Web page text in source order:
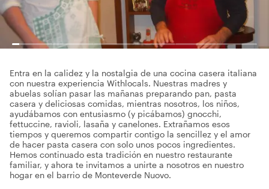
Entra en la calidez y la nostalgia de una cocina casera italiana
con nuestra experiencia Withlocals. Nuestras madres y
abuelas solían pasar las mañanas preparando pan, pasta
casera y deliciosas comidas, mientras nosotros, los niños,
ayudábamos con entusiasmo (y picábamos) gnocchi,
fettuccine, ravioli, lasaña y canelones. Extrañamos esos
tiempos y queremos compartir contigo la sencillez y el amor
de hacer pasta casera con solo unos pocos ingredientes.
Hemos continuado esta tradición en nuestro restaurante
familiar, y ahora te invitamos a unirte a nosotros en nuestro
hogar en el barrio de Monteverde Nuovo.